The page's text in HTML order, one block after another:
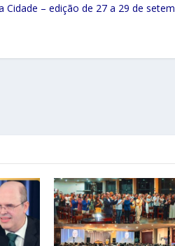
Cidade – edição de 27 a 29 de